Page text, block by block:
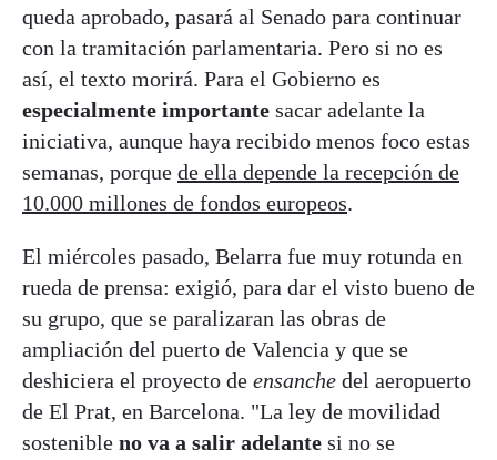
queda aprobado, pasará al Senado para continuar
con la tramitación parlamentaria. Pero si no es
así, el texto morirá. Para el Gobierno es
especialmente importante sacar adelante la
iniciativa, aunque haya recibido menos foco estas
semanas, porque de ella depende la recepción de
10.000 millones de fondos europeos.
El miércoles pasado, Belarra fue muy rotunda en
rueda de prensa: exigió, para dar el visto bueno de
su grupo, que se paralizaran las obras de
ampliación del puerto de Valencia y que se
deshiciera el proyecto de ensanche del aeropuerto
de El Prat, en Barcelona. "La ley de movilidad
sostenible no va a salir adelante si no se